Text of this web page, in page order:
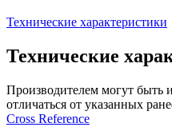
Технические характеристики
Технические
Производителем могут быть
отличаться от указанных
Сross Reference